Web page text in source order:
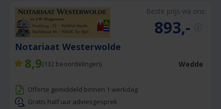
Beste prijs via ons:
893,-
Notariaat Westerwolde
8,9(132 beoordelingen) Wedde
Offerte gemiddeld binnen 1 werkdag
Gratis half uur adviesgesprek